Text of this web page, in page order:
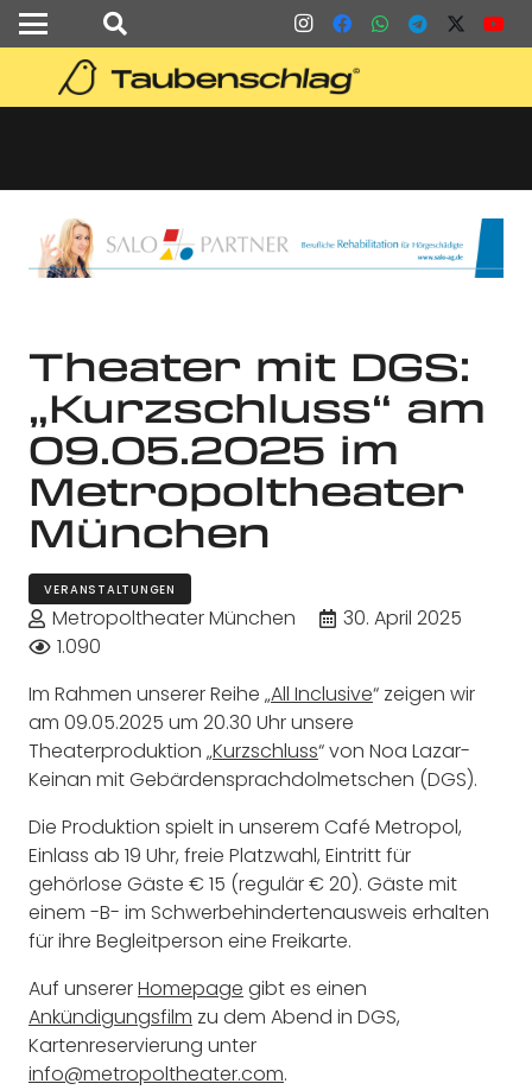
Theater mit DGS:
„Kurzschluss“ am
09.05.2025 im
Metropoltheater
München
VERANSTALTUNGEN
Metropoltheater München
30. April 2025
1.090
Im Rahmen unserer Reihe „All Inclusive“ zeigen wir
am 09.05.2025 um 20.30 Uhr unsere
Theaterproduktion „Kurzschluss“ von Noa Lazar-
Keinan mit Gebärdensprachdolmetschen (DGS).
Die Produktion spielt in unserem Café Metropol,
Einlass ab 19 Uhr, freie Platzwahl, Eintritt für
gehörlose Gäste € 15 (regulär € 20). Gäste mit
einem -B- im Schwerbehindertenausweis erhalten
für ihre Begleitperson eine Freikarte.
Auf unsererHomepage gibt es einen
Ankündigungsfilm zu dem Abend in DGS,
Kartenreservierung unter
info@metropoltheater.com.